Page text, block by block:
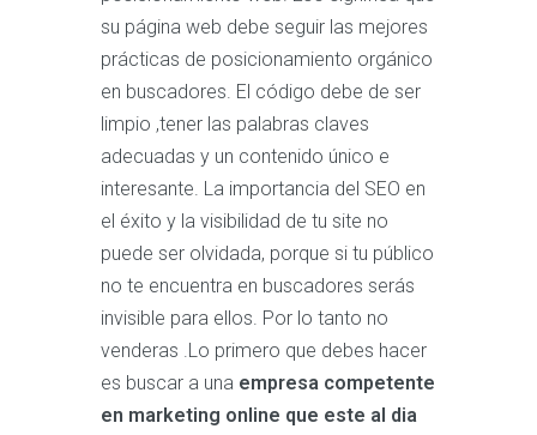
su página web debe seguir las mejores
prácticas de posicionamiento orgánico
en buscadores. El código debe de ser
limpio ,tener las palabras claves
adecuadas y un contenido único e
interesante. La importancia del SEO en
el éxito y la visibilidad de tu site no
puede ser olvidada, porque si tu público
no te encuentra en buscadores serás
invisible para ellos. Por lo tanto no
venderas .Lo primero que debes hacer
es buscar a una empresa competente
en marketing online que este al dia